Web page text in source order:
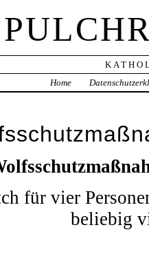
Home
für vier
beliebig